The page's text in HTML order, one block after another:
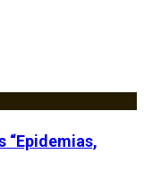
“Epidemias,